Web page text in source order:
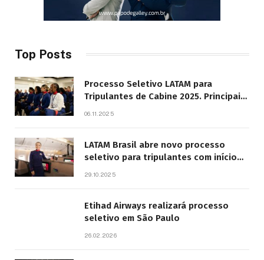
Top Posts
Processo Seletivo LATAM para
Tripulantes de Cabine 2025. Principais
06.11.2025
LATAM Brasil abre novo processo
seletivo para tripulantes com início
29.10.2025
Etihad Airways realizará processo
seletivo em São Paulo
26.02.2026